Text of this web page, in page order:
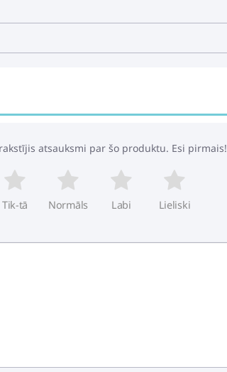
atsauksmi par šo produktu. Esi pirmais!
Tik-tā Normāls Labi Lieliski